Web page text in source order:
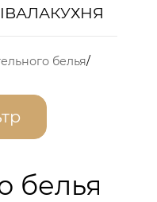
КУХНЯ
белья
белья